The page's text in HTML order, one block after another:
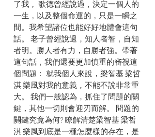
了我， 歌德曾經說過，決定一個人的
一生，以及整個命運的，只是一瞬之
間。我希望諸位也能好好地體會這句
話。 老子曾經說過，知人者智，自知
者明。勝人者有力，自勝者強。帶著
這句話，我們還要更加慎重的審視這
個問題： 就我個人來說，梁智基 梁哲
淇 樂風對我的意義，不能不說非常重
大。 我們一般認為，抓住了問題的關
鍵，其他一切則會迎刃而解。 問題的
關鍵究竟為何? 瞭解清楚梁智基 梁哲
淇 樂風到底是一種怎麼樣的存在，是